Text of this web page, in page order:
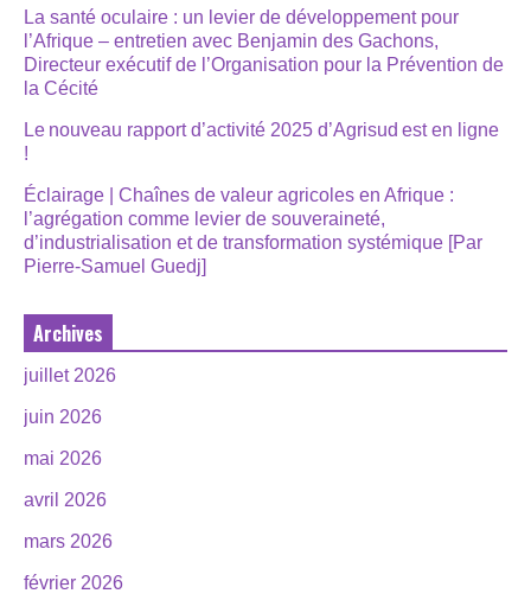
La santé oculaire : un levier de développement pour
l’Afrique – entretien avec Benjamin des Gachons,
Directeur exécutif de l’Organisation pour la Prévention de
la Cécité
Le nouveau rapport d’activité 2025 d’Agrisud est en ligne
!
Éclairage | Chaînes de valeur agricoles en Afrique :
l’agrégation comme levier de souveraineté,
d’industrialisation et de transformation systémique [Par
Pierre-Samuel Guedj]
Archives
juillet 2026
juin 2026
mai 2026
avril 2026
mars 2026
février 2026